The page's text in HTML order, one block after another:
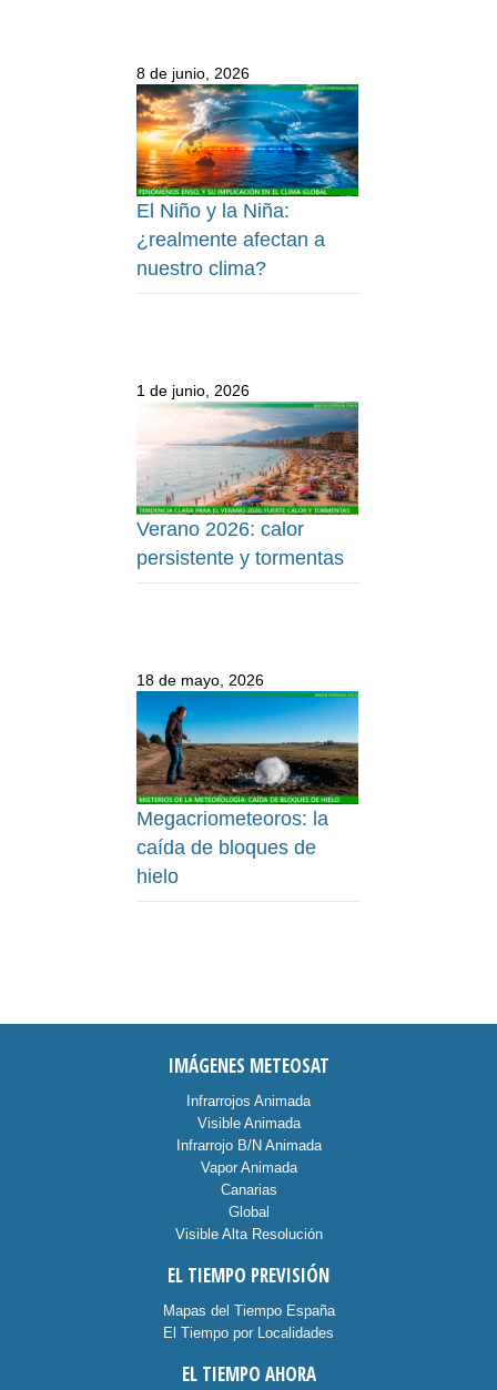
8 de junio, 2026
El Niño y la Niña:
¿realmente afectan a
nuestro clima?
1 de junio, 2026
Verano 2026: calor
persistente y tormentas
18 de mayo, 2026
Megacriometeoros: la
caída de bloques de
hielo
IMÁGENES METEOSAT
Infrarrojos Animada
Visible Animada
Infrarrojo B/N Animada
Vapor Animada
Canarias
Global
Visible Alta Resolución
EL TIEMPO PREVISIÓN
Mapas del Tiempo España
El Tiempo por Localidades
EL TIEMPO AHORA